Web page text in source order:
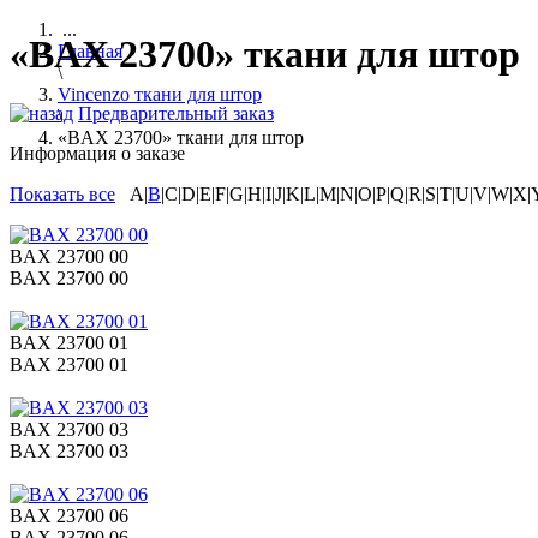
...
Главная
\
Vincenzo ткани для штор
\
«BAX 23700» ткани для штор
«BAX 23700» ткани для штор
Предварительный заказ
Информация о заказе
Показать все A|B
BAX 23700 00
BAX 23700 00
BAX 23700 01
BAX 23700 01
BAX 23700 03
BAX 23700 03
BAX 23700 06